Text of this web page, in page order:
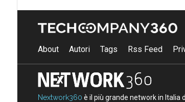
About Autori Tags Rss Feed
Nextwork360 è il più grande network in Italia